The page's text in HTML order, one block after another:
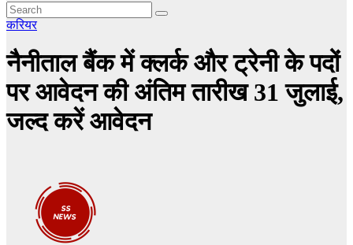
करियर
नैनीताल बैंक में क्लर्क और ट्रेनी के पदों
पर आवेदन की अंतिम तारीख 31 जुलाई,
जल्द करें आवेदन